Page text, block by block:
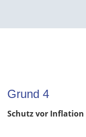
Grund 4
Schutz vor Inflation